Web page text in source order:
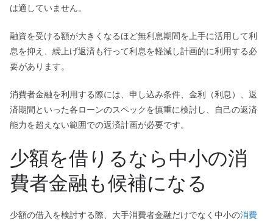
は適していません。
融資を受ける額が大きくなるほど無利息期間を上手に活用して利
息を抑え、繰上げ返済も行って利息を軽減し計画的に利用する必
要があります。
消費者金融を利用する際には、申し込み条件、金利（利息）、返
済期間といった各ローンのスペックを慎重に検討し、自己の返済
能力を超えない範囲での返済計画が必要です。
少額を借りるなら中小の消
費者金融も候補になる
少額の借入を検討する際、大手消費者金融だけでなく中小の消費